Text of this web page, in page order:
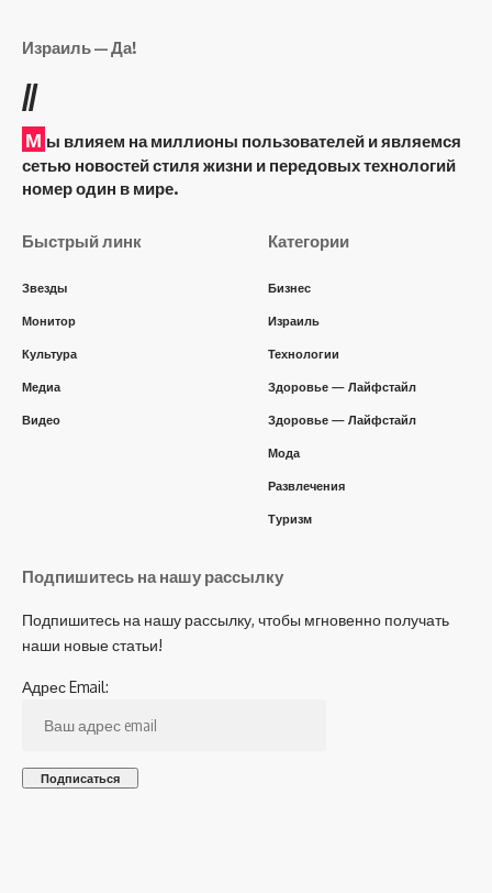
Израиль — Да!
//
М ы влияем на миллионы пользователей и являемся
сетью новостей стиля жизни и передовых технологий
номер один в мире.
Быстрый линк
Звезды
Монитор
Культура
Медиа
Видео
Категории
Бизнес
Израиль
Технологии
Здоровье — Лайфстайл
Здоровье — Лайфстайл
Мода
Развлечения
Туризм
Подпишитесь на нашу рассылку
Подпишитесь на нашу рассылку, чтобы мгновенно получать
наши новые статьи!
Адрес Email: